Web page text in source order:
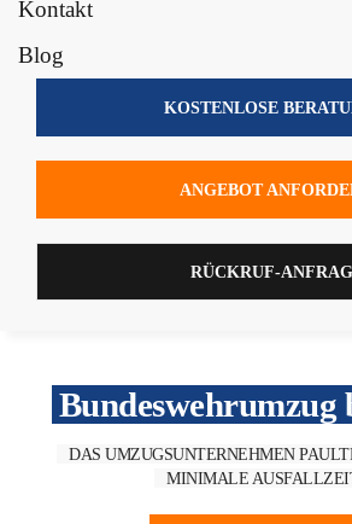
Kontakt
Blog
KOSTENLOSE
ANGEBOT
RÜCKRUF-
Bundeswehrumzug
DAS UMZUGSUNTERNEHMEN
MINIMALE